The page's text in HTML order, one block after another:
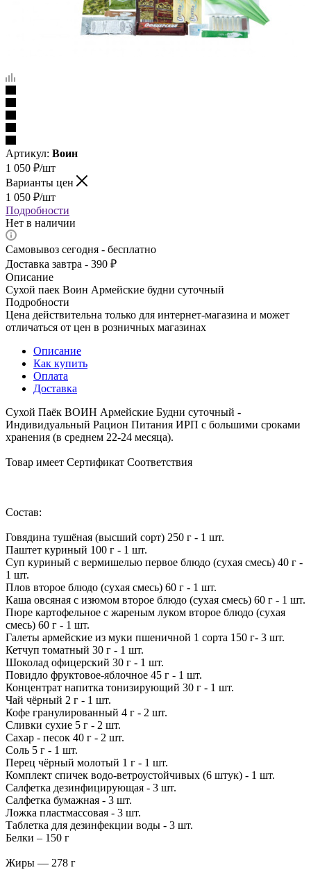
Артикул: Воин
1 050 ₽/шт
Варианты цен
1 050 ₽/шт
Подробности
Нет в наличии
Самовывоз сегодня - бесплатно
Доставка завтра - 390 ₽
Описание
Сухой паек Воин Армейские будни суточный
Подробности
Цена действительна только для интернет-магазина и может
отличаться от цен в розничных магазинах
Описание
Как купить
Оплата
Доставка
Сухой Паёк ВОИН Армейские Будни суточный -
Индивидуальный Рацион Питания ИРП с большими сроками
хранения (в среднем 22-24 месяца).
Товар имеет Сертификат Соответствия
Состав:
Говядина тушёная (высший сорт) 250 г - 1 шт.
Паштет куриный 100 г - 1 шт.
Суп куриный с вермишелью первое блюдо (сухая смесь) 40 г -
1 шт.
Плов второе блюдо (сухая смесь) 60 г - 1 шт.
Каша овсяная с изюмом второе блюдо (сухая смесь) 60 г - 1 шт.
Пюре картофельное с жареным луком второе блюдо (сухая
смесь) 60 г - 1 шт.
Галеты армейские из муки пшеничной 1 сорта 150 г- 3 шт.
Кетчуп томатный 30 г - 1 шт.
Шоколад офицерский 30 г - 1 шт.
Повидло фруктовое-яблочное 45 г - 1 шт.
Концентрат напитка тонизирующий 30 г - 1 шт.
Чай чёрный 2 г - 1 шт.
Кофе гранулированный 4 г - 2 шт.
Сливки сухие 5 г - 2 шт.
Сахар - песок 40 г - 2 шт.
Соль 5 г - 1 шт.
Перец чёрный молотый 1 г - 1 шт.
Комплект спичек водо-ветроустойчивых (6 штук) - 1 шт.
Салфетка дезинфицирующая - 3 шт.
Салфетка бумажная - 3 шт.
Ложка пластмассовая - 3 шт.
Таблетка для дезинфекции воды - 3 шт.
Белки – 150 г
Жиры — 278 г